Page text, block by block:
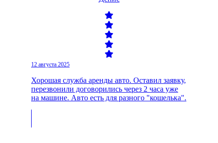
12 августа 2025
Хорошая служба аренды авто. Оставил заявку,
перезвонили договорились через 2 часа уже
на машине. Авто есть для разного "кошелька".